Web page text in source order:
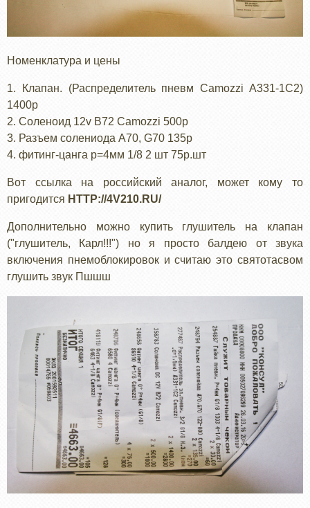
Номенклатура и цены
1. Клапан. (Распределитель пневм Camozzi A331-1C2)
1400р
2. Соленоид 12v B72 Camozzi 500р
3. Разъем солениода A70, G70 135р
4. фитинг-цанга p=4мм 1/8 2 шт 75р.шт
Вот ссылка на российский аналог, может кому то
пригодится HTTP://4V210.RU/
Дополнительно можно купить глушитель на клапан
("глушитель, Карл!!!") но я просто балдею от звука
включения пнемоблокировок и считаю это святотасвом
глушить звук Пшшш